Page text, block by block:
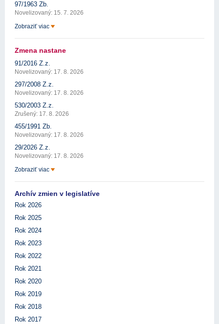
97/1963 Zb.
Novelizovaný: 15. 7. 2026
Zobraziť viac
Zmena nastane
91/2016 Z.z.
Novelizovaný: 17. 8. 2026
297/2008 Z.z.
Novelizovaný: 17. 8. 2026
530/2003 Z.z.
Zrušený: 17. 8. 2026
455/1991 Zb.
Novelizovaný: 17. 8. 2026
29/2026 Z.z.
Novelizovaný: 17. 8. 2026
Zobraziť viac
Archív zmien v legislatíve
Rok 2026
Rok 2025
Rok 2024
Rok 2023
Rok 2022
Rok 2021
Rok 2020
Rok 2019
Rok 2018
Rok 2017